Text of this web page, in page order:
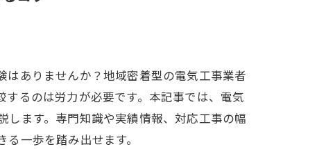
ありませんか？地域密着型の電気工事業者
るのは労力が必要です。本記事では、電気
ます。専門知識や実績情報、対応工事の幅
一歩を踏み出せます。